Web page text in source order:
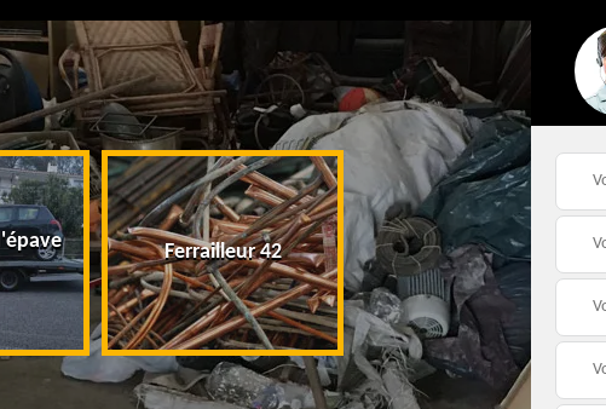
Ferrailleur 42
Débarras de maison et
appartement 42